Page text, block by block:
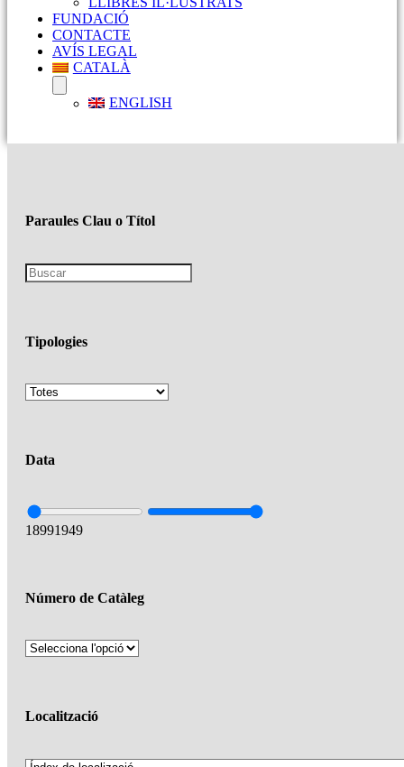
FUNDACIÓ
CONTACTE
AVÍS LEGAL
CATALÀ
ENGLISH
Paraules Clau o Títol
Tipologies
Data
18991949
Número de Catàleg
Localització